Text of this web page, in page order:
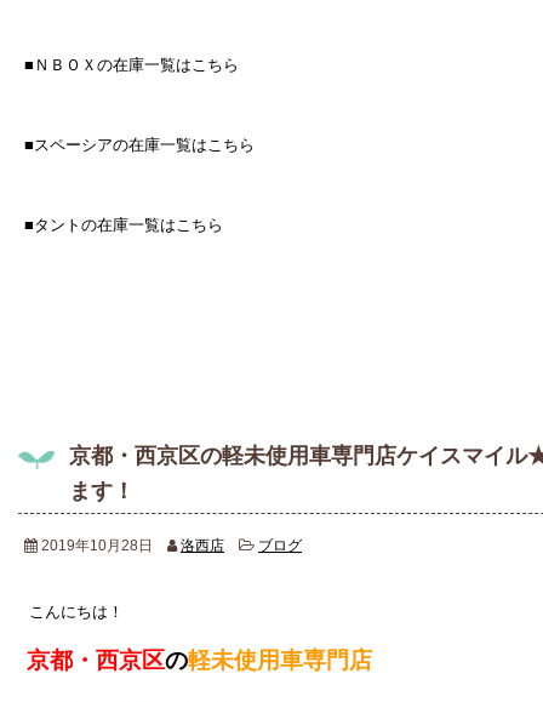
■ＮＢＯＸの在庫一覧はこちら
■スペーシアの在庫一覧はこちら
■タントの在庫一覧はこちら
京都・西京区の軽未使用車専門店ケイスマイ
ます！
2019年10月28日 洛西店 ブログ
こんにちは！
京都・西京区の軽未使用車専門店